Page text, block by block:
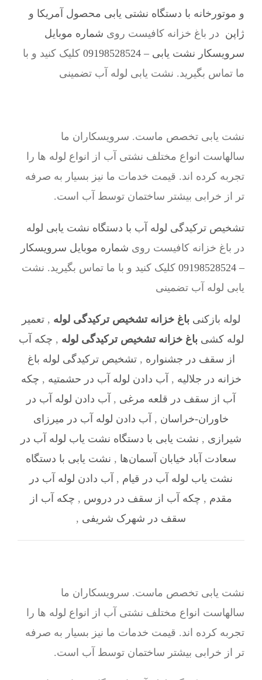
و موتورخانه با دستگاه نشتی یابی محصول آمریکا و
ژاپن در باغ خزانه کافیست روی شماره موبایل
سرویسکار نشت یابی – 09198528524
کلیک کنید و با
ما تماس بگیرید. نشت یابی لوله آب تضمینی
نشت یابی تخصص ماست. سرویسکاران ما
سالهاست انواع مختلف نشتی آب از انواع لوله ها را
تجربه کرده اند. قیمت خدمات ما نیز بسیار به صرفه
تر از خرابی بیشتر ساختمان توسط آب است.
تشخیص ترکیدگی لوله آب با دستگاه نشت یابی لوله
در باغ خزانه کافیست روی شماره موبایل سرویسکار
– 09198528524
کلیک کنید و با ما تماس بگیرید. نشت
یابی لوله آب تضمینی
لوله بازکنی باغ خزانه تشخیص ترکیدگی لوله , تعمیر
لوله کشیباغ خزانه تشخیص ترکیدگی لوله , چکه آب
از سقف در جشنواره ,تشخیص ترکیدگی لوله باغ
خزانه در جلالیه , آب دادن لوله آب در حشمتیه , چکه
آب از سقف در قلعه‌ مرغی , آب دادن لوله آب در
خاوران-خراسان , آب دادن لوله آب در میرزای
شیرازی , نشت یابی با دستگاه نشت یاب لوله آب در
سعادت آباد خیابان آسمان‌ها , نشت یابی با دستگاه
نشت یاب لوله آب در قیام , آب دادن لوله آب در
مقدم , چکه آب از سقف در دروس , چکه آب از
سقف در شهرک شریفی ,
نشت یابی تخصص ماست. سرویسکاران ما
سالهاست انواع مختلف نشتی آب از انواع لوله ها را
تجربه کرده اند. قیمت خدمات ما نیز بسیار به صرفه
تر از خرابی بیشتر ساختمان توسط آب است.